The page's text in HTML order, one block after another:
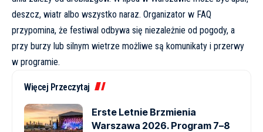
deszcz, wiatr albo wszystko naraz. Organizator w FAQ
przypomina, że festiwal odbywa się niezależnie od pogody, a
przy burzy lub silnym wietrze możliwe są komunikaty i przerwy
w programie.
Więcej Przeczytaj
Erste Letnie Brzmienia
Warszawa 2026. Program 7–8